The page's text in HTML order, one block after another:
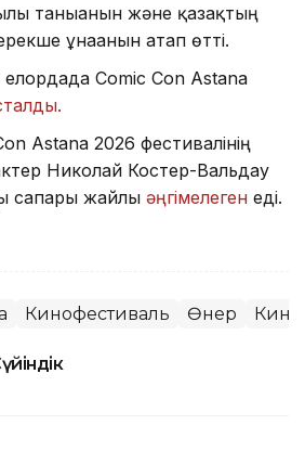
танығанын және қазақтың
ұнағанын атап өтті.
елордада Comic Con Astana
Astana 2026 фестивалінің
Николай Костер-Вальдау
сапары жайлы әңгімелеген еді.
Кинофестиваль Өнер Кино